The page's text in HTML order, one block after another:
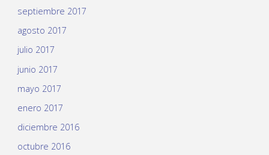
septiembre 2017
agosto 2017
julio 2017
junio 2017
mayo 2017
enero 2017
diciembre 2016
octubre 2016